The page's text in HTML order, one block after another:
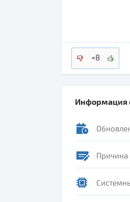
+8
Информация
Причина